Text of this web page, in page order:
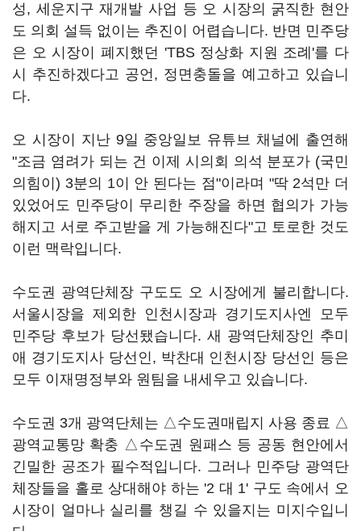
성, 세운지구 재개발 사업 등 오 시장의 굵직한 현안
도 의회 설득 없이는 추진이 어렵습니다. 반면 민주당
은 오 시장이 폐지했던 'TBS 정상화 지원 조례'를 다
시 추진하겠다고 공언, 정면충돌을 예고하고 있습니
다.
오 시장이 지난 9일 중앙일보 유튜브 채널에 출연해
"조금 염려가 되는 건 이제 시의회 의석 분포가 (국민
의힘이) 3분의 1이 안 된다는 점"이라며 "딱 2석만 더
있었어도 민주당이 무리한 주장을 하면 협의가 가능
해지고 서로 주고받을 게 가능해진다"고 토로한 것도
이런 맥락입니다.
수도권 광역단체장 구도도 오 시장에게 불리합니다.
서울시장을 제외한 인천시장과 경기도지사엔 모두
민주당 후보가 당선됐습니다. 새 광역단체장인 추미
애 경기도지사 당선인, 박찬대 인천시장 당선인 등은
모두 이재명정부와 원팀을 내세우고 있습니다.
수도권 3개 광역단체는 △수도권매립지 사용 종료 △
광역교통망 확충 △수도권 원패스 등 공동 현안에서
긴밀한 공조가 필수적입니다. 그러나 민주당 광역단
체장들을 홀로 상대해야 하는 '2 대 1' 구도 속에서 오
시장이 얼마나 실리를 챙길 수 있을지는 미지수입니